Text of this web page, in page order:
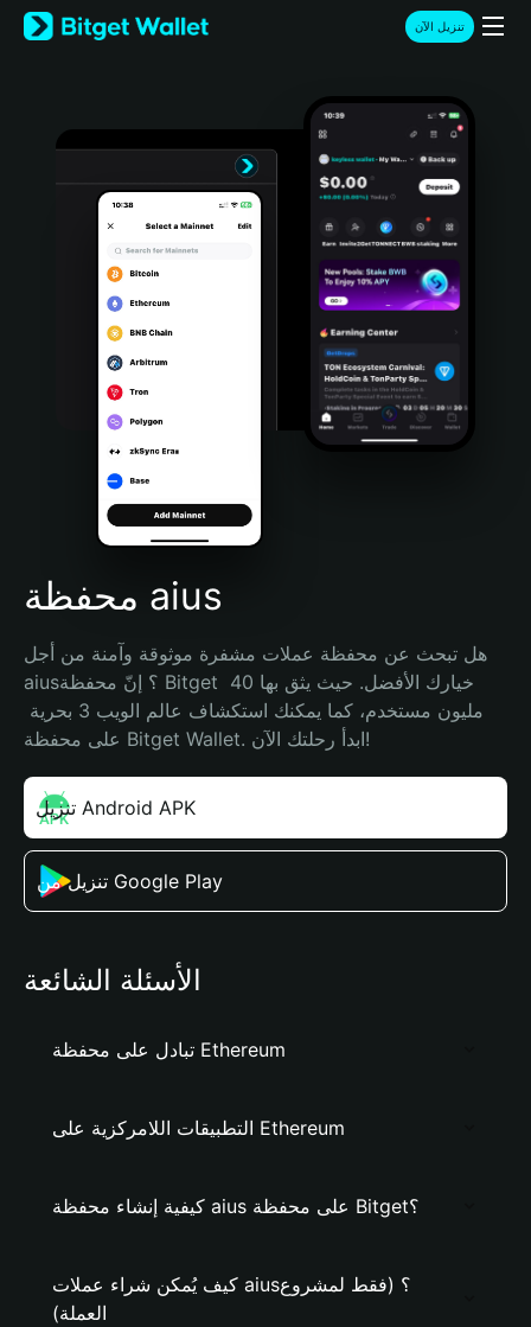
English
日本語
Türkçe
Português (Portugal)
Bahasa Indonesia
Português (Brasil)
Español (Argentina)
تنزيل الآن
محفظة aius
هل تبحث عن محفظة عملات مشفرة موثوقة وآمنة من أجل
aius؟ إنّ محفظة Bitget خيارك الأفضل. حيث يثق بها 40
على محفظة Bitget Wallet. ابدأ رحلتك الآن!
تنزيل Android APK
تنزيل من Google Play
الأسئلة الشائعة
تبادل على محفظة Ethereum
التطبيقات اللامركزية على Ethereum
كيفية إنشاء محفظة aius على محفظة Bitget؟
كيف يُمكن شراء عملات aius؟ (فقط لمشروع
العملة)